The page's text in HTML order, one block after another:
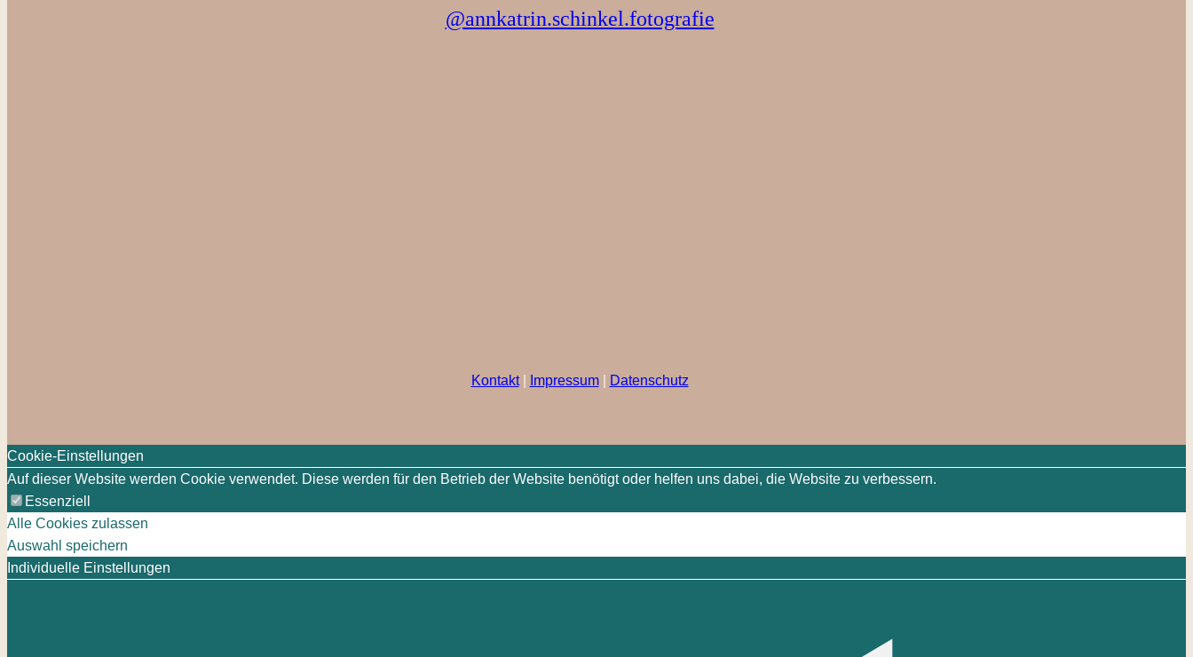
@annkatrin.schinkel.fotografie
Kontakt| Impressum| Datenschutz
Cookie-Einstellungen
Auf dieser Website werden Cookie verwendet. Diese werden für den Betrieb der Website benötigt oder helfen uns dabei, die Website zu verbessern.
Essenziell
Alle Cookies zulassen
Auswahl speichern
Individuelle Einstellungen